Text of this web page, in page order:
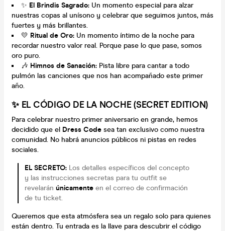
✨ El Brindis Sagrado: Un momento especial para alzar
nuestras copas al unísono y celebrar que seguimos juntos, más
fuertes y más brillantes.
💛 Ritual de Oro: Un momento íntimo de la noche para
recordar nuestro valor real. Porque pase lo que pase, somos
oro puro.
🎶 Himnos de Sanación: Pista libre para cantar a todo
pulmón las canciones que nos han acompañado este primer
año.
✨ EL CÓDIGO DE LA NOCHE (SECRET EDITION)
Para celebrar nuestro primer aniversario en grande, hemos
decidido que el Dress Code sea tan exclusivo como nuestra
comunidad. No habrá anuncios públicos ni pistas en redes
sociales.
EL SECRETO: Los detalles específicos del concepto
y las instrucciones secretas para tu outfit se
revelarán únicamente en el correo de confirmación
de tu ticket.
Queremos que esta atmósfera sea un regalo solo para quienes
están dentro. Tu entrada es la llave para descubrir el código